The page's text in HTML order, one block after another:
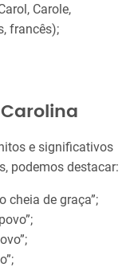
Carole,
francês);
e significativos
podemos destacar:
cheia de graça”;